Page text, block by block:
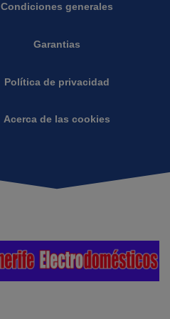
Condiciones generales
Garantias
Política de privacidad
Acerca de las cookies